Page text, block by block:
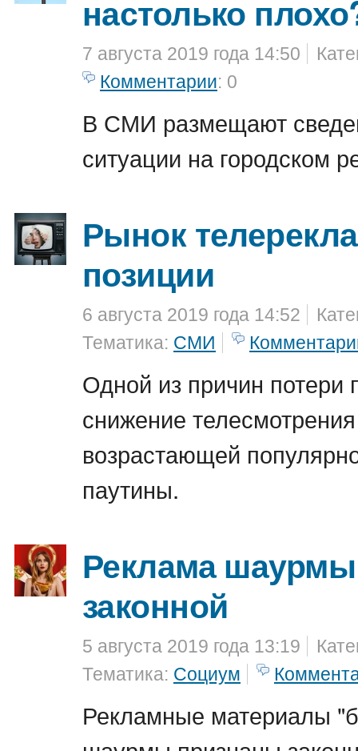
настолько
7 августа 2019 года 14:50
Комментарии: 0
В СМИ размещают
ситуации на городском
Рынок
позиции
6 августа 2019 года 14:52
Тематика: СМИ
Одной из причин потери
снижение
возрастающей
паутины.
Реклама шаурмы
законной
5 августа 2019 года 13:19
Тематика: Социум
Рекламные материалы